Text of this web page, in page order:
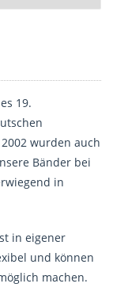
19.
wurden auch
Bänder bei
in
in eigener
und können
machen.